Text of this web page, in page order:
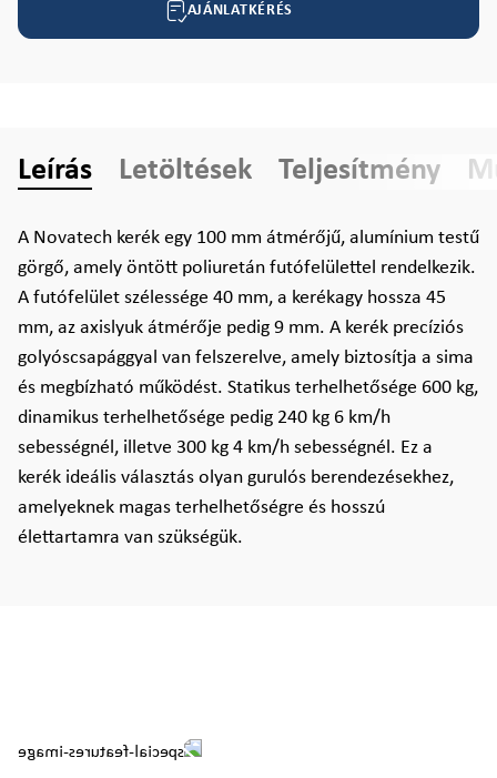
AJÁNLATKÉRÉS
Leírás Letöltések Teljesítmény
A Novatech kerék egy 100 mm átmérőjű, alumínium testű
görgő, amely öntött poliuretán futófelülettel rendelkezik.
A futófelület szélessége 40 mm, a kerékagy hossza 45
mm, az axislyuk átmérője pedig 9 mm. A kerék precíziós
golyóscsapággyal van felszerelve, amely biztosítja a sima
és megbízható működést. Statikus terhelhetősége 600 kg,
dinamikus terhelhetősége pedig 240 kg 6 km/h
sebességnél, illetve 300 kg 4 km/h sebességnél. Ez a
kerék ideális választás olyan gurulós berendezésekhez,
amelyeknek magas terhelhetőségre és hosszú
élettartamra van szükségük.